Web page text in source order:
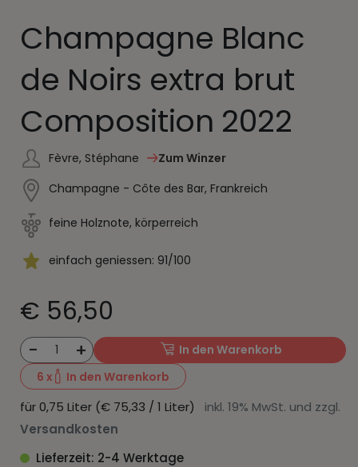
Champagne Blanc
de Noirs extra brut
Composition 2022
Fèvre, Stéphane
Zum Winzer
Champagne - Côte des Bar, Frankreich
feine Holznote, körperreich
einfach geniessen: 91/100
€ 56,50
- 1 +
In den Warenkorb
6 x In den Warenkorb
für 0,75 Liter (€ 75,33 / 1 Liter) inkl. 19% MwSt. und zzgl.
Versandkosten
Lieferzeit: 2-4 Werktage